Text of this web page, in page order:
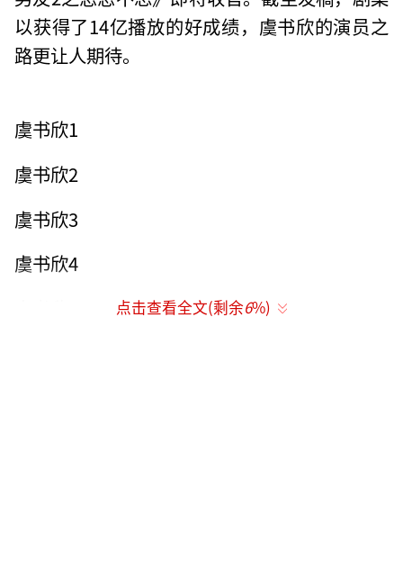
以获得了14亿播放的好成绩，虞书欣的演员之
路更让人期待。
虞书欣1
虞书欣2
虞书欣3
虞书欣4
点击查看全文(剩余6%)